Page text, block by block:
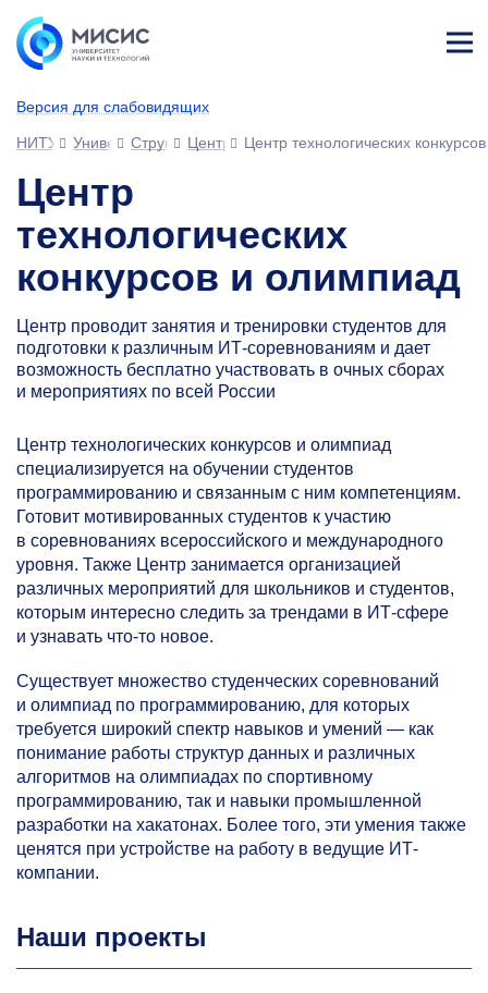
Версия для слабовидящих
ине
НИТУ МИСИСУниверситетСтруктура университета
Центры Центр технологических
Центр
технологических
конкурсов и олимпиад
Центр проводит занятия и тренировки студентов для
подготовки к различным ИТ-соревнованиям и дает
возможность бесплатно участвовать в очных сборах
и мероприятиях по всей России
Центр технологических конкурсов и олимпиад
специализируется на обучении студентов
программированию и связанным с ним компетенциям.
Готовит мотивированных студентов к участию
в соревнованиях всероссийского и международного
уровня. Также Центр занимается организацией
различных мероприятий для школьников и студентов,
которым интересно следить за трендами в ИТ-сфере
и узнавать что-то новое.
Существует множество студенческих соревнований
и олимпиад по программированию, для которых
требуется широкий спектр навыков и умений — как
понимание работы структур данных и различных
алгоритмов на олимпиадах по спортивному
программированию, так и навыки промышленной
разработки на хакатонах. Более того, эти умения также
ценятся при устройстве на работу в ведущие ИТ-
компании.
Наши проекты